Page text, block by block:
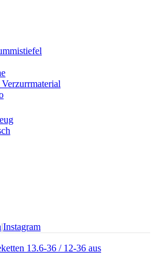
|Instagram